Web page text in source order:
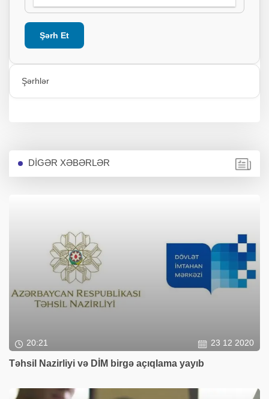
Şərh Et
Şərhlər
DİGƏR XƏBƏRLƏR
20:21 23 12 2020
Təhsil Nazirliyi və DİM birgə açıqlama yayıb